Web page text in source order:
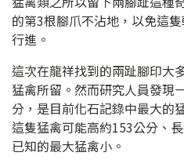
的第3根腳爪不沾地，以免這
行進。
這次在龍祥找到的兩趾腳印大
猛禽所留。然而研究人員發現
分，是目前化石記錄中最大的
這隻猛禽可能高約153公分、
已知的最大猛禽小。